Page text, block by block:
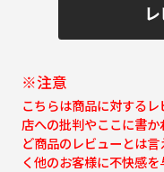
※注意
こちらは商品に対する
店への批判やここに書
ど商品のレビューとは
く他のお客様に不快感